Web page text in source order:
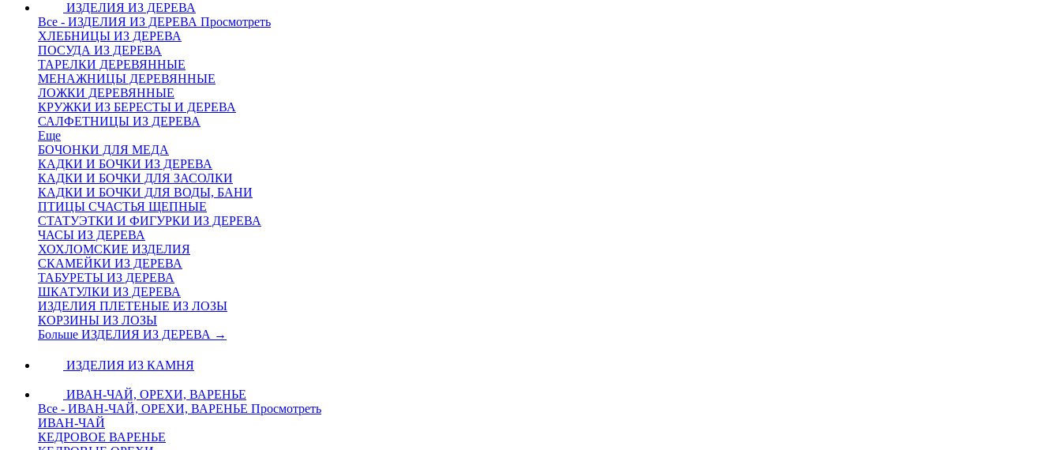
ИЗДЕЛИЯ ИЗ ДЕРЕВА
Все - ИЗДЕЛИЯ ИЗ ДЕРЕВА Просмотреть
ХЛЕБНИЦЫ ИЗ ДЕРЕВА
ПОСУДА ИЗ ДЕРЕВА
ТАРЕЛКИ ДЕРЕВЯННЫЕ
МЕНАЖНИЦЫ ДЕРЕВЯННЫЕ
ЛОЖКИ ДЕРЕВЯННЫЕ
КРУЖКИ ИЗ БЕРЕСТЫ И ДЕРЕВА
САЛФЕТНИЦЫ ИЗ ДЕРЕВА
Еще
БОЧОНКИ ДЛЯ МЕДА
КАДКИ И БОЧКИ ИЗ ДЕРЕВА
КАДКИ И БОЧКИ ДЛЯ ЗАСОЛКИ
КАДКИ И БОЧКИ ДЛЯ ВОДЫ, БАНИ
ПТИЦЫ СЧАСТЬЯ ЩЕПНЫЕ
СТАТУЭТКИ И ФИГУРКИ ИЗ ДЕРЕВА
ЧАСЫ ИЗ ДЕРЕВА
ХОХЛОМСКИЕ ИЗДЕЛИЯ
СКАМЕЙКИ ИЗ ДЕРЕВА
ТАБУРЕТЫ ИЗ ДЕРЕВА
ШКАТУЛКИ ИЗ ДЕРЕВА
ИЗДЕЛИЯ ПЛЕТЕНЫЕ ИЗ ЛОЗЫ
КОРЗИНЫ ИЗ ЛОЗЫ
Больше ИЗДЕЛИЯ ИЗ ДЕРЕВА →
ИЗДЕЛИЯ ИЗ КАМНЯ
ИВАН-ЧАЙ, ОРЕХИ, ВАРЕНЬЕ
Все - ИВАН-ЧАЙ, ОРЕХИ, ВАРЕНЬЕ Просмотреть
ИВАН-ЧАЙ
КЕДРОВОЕ ВАРЕНЬЕ